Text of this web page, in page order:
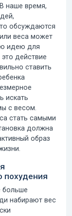
наше время,
обсуждаются
веса может
идею для
действие
ставить
искать
с весом.
стать самыми
должна
образ
похудения
больше
набирают вес